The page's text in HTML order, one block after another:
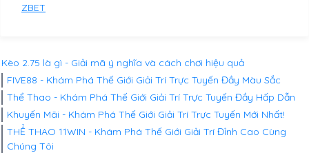
ZBET
Kèo 2.75 là gì - Giải mã ý nghĩa và cách chơi hiệu quả
FIVE88 - Khám Phá Thế Giới Giải Trí Trực Tuyến Đầy Màu Sắc
Thể Thao - Khám Phá Thế Giới Giải Trí Trực Tuyến Đầy Hấp Dẫn
Khuyến Mãi - Khám Phá Thế Giới Giải Trí Trực Tuyến Mới Nhất!
THỂ THAO 11WIN - Khám Phá Thế Giới Giải Trí Đỉnh Cao Cùng
Chúng Tôi